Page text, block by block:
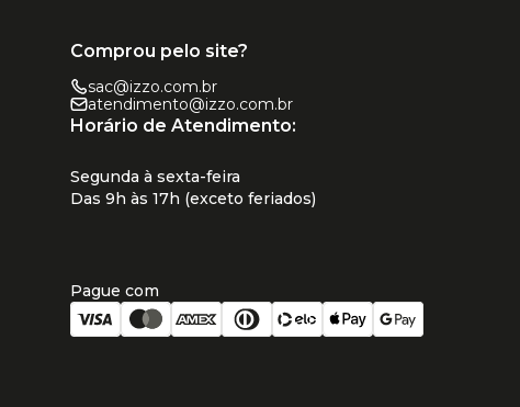
Comprou pelo site?
sac@izzo.com.br
atendimento@izzo.com.br
Horário de Atendimento:
Segunda à sexta-feira
Das 9h às 17h (exceto feriados)
Pague com